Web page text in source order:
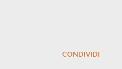
CONDIVIDI